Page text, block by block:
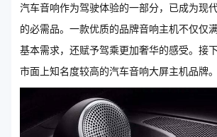
汽车音响作为驾驶体验的一部分，已成为现
的必需品。一款优质的品牌音响主机不仅仅
基本需求，还赋予驾乘更加奢华的感受。接
市面上知名度较高的汽车音响大屏主机品牌。